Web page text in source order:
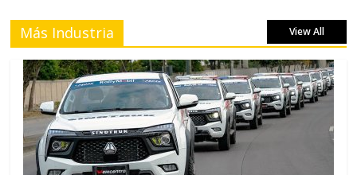
Más Industria View All